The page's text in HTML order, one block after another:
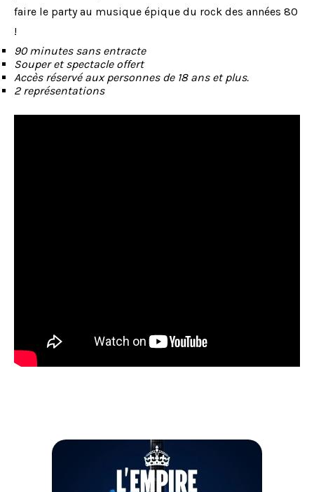
faire le party au musique épique du rock des années 80
!
90 minutes sans entracte
Souper et spectacle offert
Accès réservé aux personnes de 18 ans et plus.
2 représentations